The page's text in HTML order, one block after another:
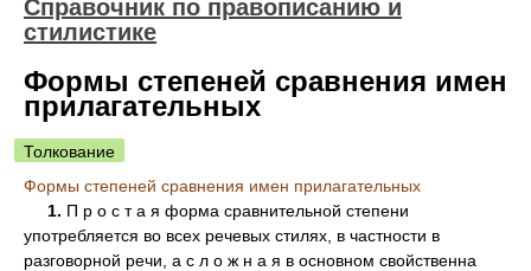
Справочник по правописанию и
стилистике
Формы степеней сравнения имен
прилагательных
Толкование
Формы степеней сравнения имен прилагательных
1. П р о с т а я форма сравнительной степени
употребляется во всех речевых стилях, в частности в
разговорной речи, а с л о ж н а я в основном свойственна